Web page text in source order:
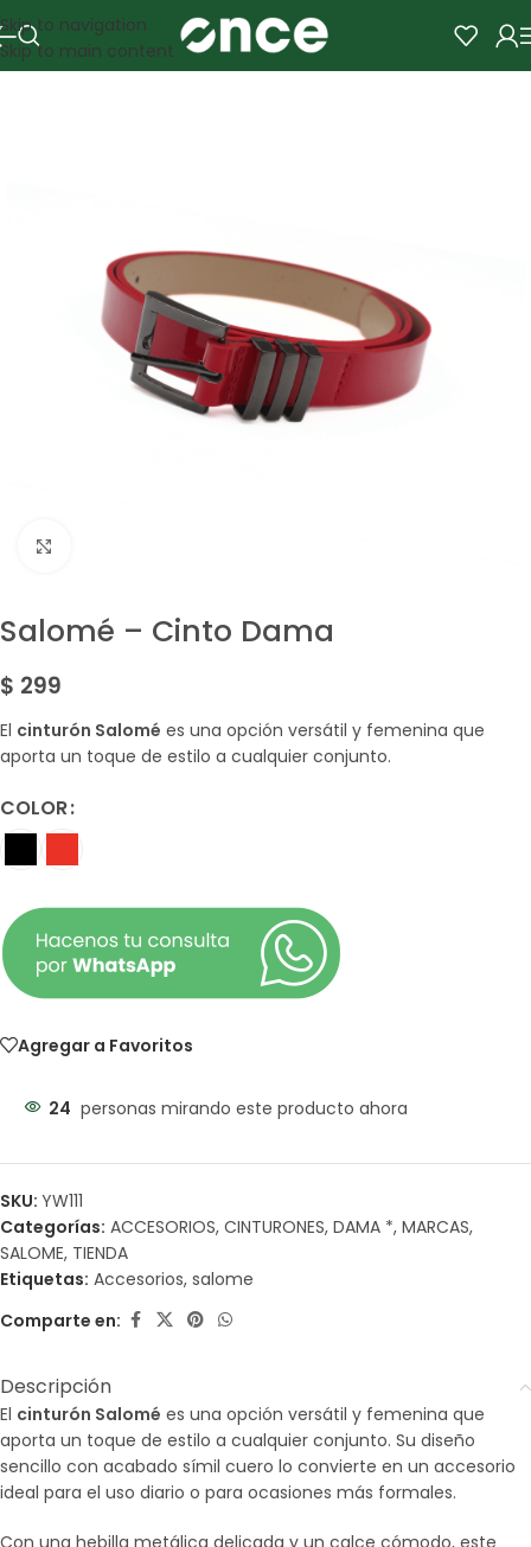
Skip to navigation
Skip to main content
Salomé – Cinto Dama
$ 299
El cinturón Salomé es una opción versátil y femenina que
aporta un toque de estilo a cualquier conjunto.
COLOR
Agregar a Favoritos
24 personas mirando este producto ahora
SKU: YW111
Categorías: ACCESORIOS, CINTURONES, DAMA *, MARCAS,
SALOME, TIENDA
Etiquetas: Accesorios, salome
Comparte en:
Descripción
El cinturón Salomé es una opción versátil y femenina que
aporta un toque de estilo a cualquier conjunto. Su diseño
sencillo con acabado símil cuero lo convierte en un accesorio
ideal para el uso diario o para ocasiones más formales.
Con una hebilla metálica delicada y un calce cómodo, este